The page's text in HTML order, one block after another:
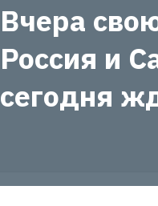
Вчера
Россия и
сегодня